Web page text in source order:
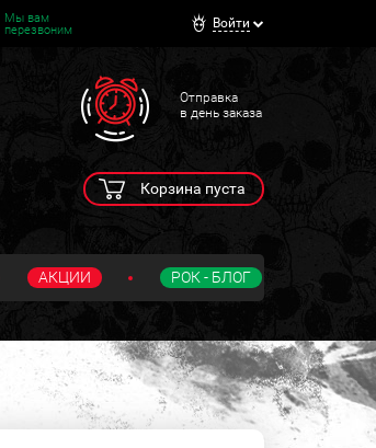
Мы вам
перезвоним
Войти
Отправка
в день заказа
Корзина пуста
АКЦИИ РОК - БЛОГ